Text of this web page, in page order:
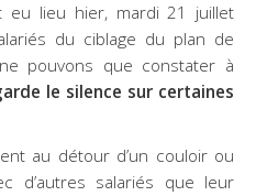
eu lieu hier, mardi 21 juillet
du ciblage du plan de
pouvons que constater à
le silence sur certaines
au détour d’un couloir ou
d’autres salariés que leur